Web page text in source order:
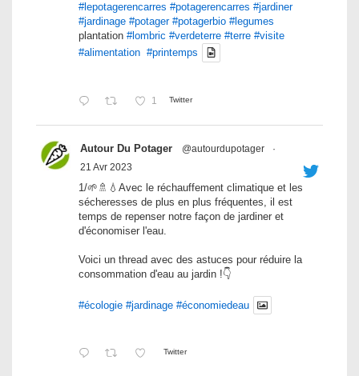
#lepotagerencarres #potagerencarres #jardiner
#jardinage #potager #potagerbio #legumes
plantation #lombric #verdeterre #terre #visite
#alimentation #printemps
1 Twitter
Autour Du Potager @autourdupotager
·
21 Avr 2023
1/🌱🚿💧Avec le réchauffement climatique et les
sécheresses de plus en plus fréquentes, il est
temps de repenser notre façon de jardiner et
d'économiser l'eau.
Voici un thread avec des astuces pour réduire la
consommation d'eau au jardin !👇
#écologie #jardinage #économiedeau
Twitter